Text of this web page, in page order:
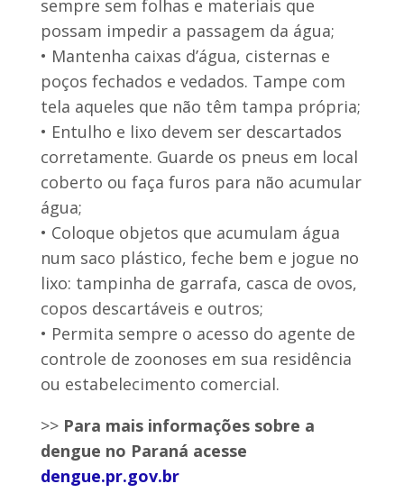
sempre sem folhas e materiais que
possam impedir a passagem da água;
• Mantenha caixas d’água, cisternas e
poços fechados e vedados. Tampe com
tela aqueles que não têm tampa própria;
• Entulho e lixo devem ser descartados
corretamente. Guarde os pneus em local
coberto ou faça furos para não acumular
água;
• Coloque objetos que acumulam água
num saco plástico, feche bem e jogue no
lixo: tampinha de garrafa, casca de ovos,
copos descartáveis e outros;
• Permita sempre o acesso do agente de
controle de zoonoses em sua residência
ou estabelecimento comercial.
>> Para mais informações sobre a
dengue no Paraná acesse
dengue.pr.gov.br